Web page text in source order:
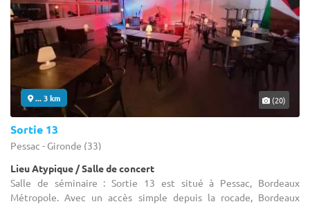
... 3 km (20)
Sortie 13
Pessac - Gironde (33)
Lieu Atypique / Salle de concert
Salle de séminaire : Sortie 13 est situé à Pessac, Bordeaux
Métropole. Avec un accès simple depuis la rocade, Bordeaux